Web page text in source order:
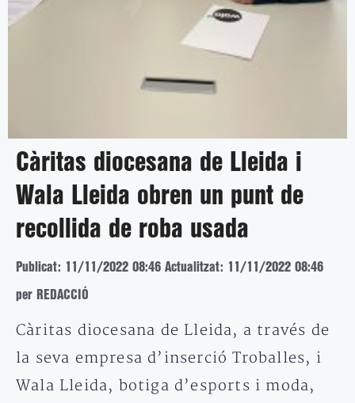
Càritas diocesana de Lleida i
Wala Lleida obren un punt de
recollida de roba usada
Publicat: 11/11/2022 08:46 Actualitzat: 11/11/2022 08:46
per REDACCIÓ
Càritas diocesana de Lleida, a través de
la seva empresa d’inserció Troballes, i
Wala Lleida, botiga d’esports i moda,